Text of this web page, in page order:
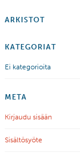
ARKISTOT
KATEGORIAT
Ei kategorioita
META
Kirjaudu sisään
Sisältösyöte